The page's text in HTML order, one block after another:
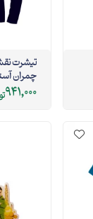
تيشرت
چمران
941,000